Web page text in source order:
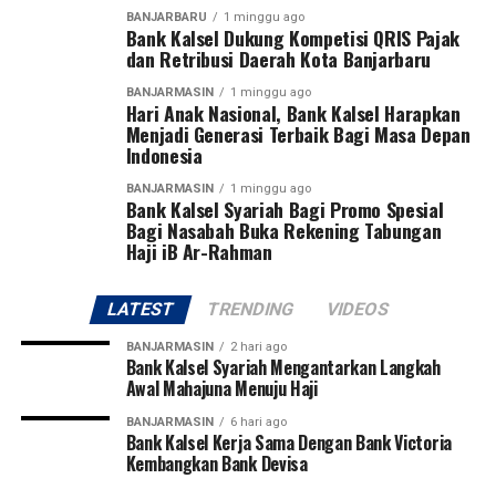
Messenger 0 Twitter 0
BANJARBARU 1 minggu ago
Bank Kalsel Dukung Kompetisi QRIS Pajak
dan Retribusi Daerah Kota Banjarbaru
BANJARMASIN 1 minggu ago
Hari Anak Nasional, Bank Kalsel Harapkan
Menjadi Generasi Terbaik Bagi Masa Depan
Indonesia
BANJARMASIN 1 minggu ago
Bank Kalsel Syariah Bagi Promo Spesial
Bagi Nasabah Buka Rekening Tabungan
Haji iB Ar-Rahman
LATEST TRENDING VIDEOS
BANJARMASIN 2 hari ago
Bank Kalsel Syariah Mengantarkan Langkah
Awal Mahajuna Menuju Haji
BANJARMASIN 6 hari ago
Bank Kalsel Kerja Sama Dengan Bank Victoria
Kembangkan Bank Devisa